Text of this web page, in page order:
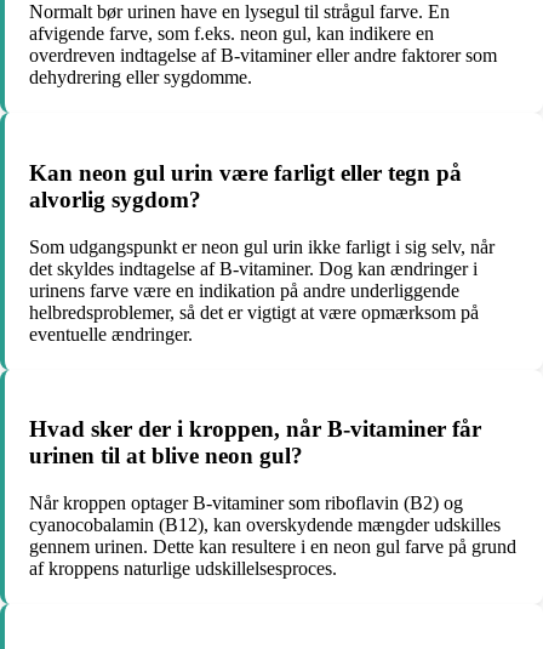
Normalt bør urinen have en lysegul til strågul farve. En
afvigende farve, som f.eks. neon gul, kan indikere en
overdreven indtagelse af B-vitaminer eller andre faktorer som
dehydrering eller sygdomme.
Kan neon gul urin være farligt eller tegn på
alvorlig sygdom?
Som udgangspunkt er neon gul urin ikke farligt i sig selv, når
det skyldes indtagelse af B-vitaminer. Dog kan ændringer i
urinens farve være en indikation på andre underliggende
helbredsproblemer, så det er vigtigt at være opmærksom på
eventuelle ændringer.
Hvad sker der i kroppen, når B-vitaminer får
urinen til at blive neon gul?
Når kroppen optager B-vitaminer som riboflavin (B2) og
cyanocobalamin (B12), kan overskydende mængder udskilles
gennem urinen. Dette kan resultere i en neon gul farve på grund
af kroppens naturlige udskillelsesproces.